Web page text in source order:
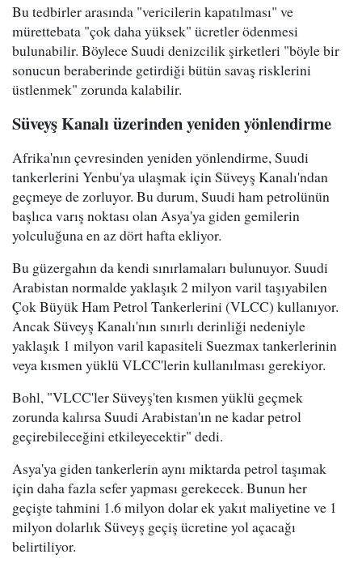
Bu tedbirler arasında "vericilerin kapatılması" ve
mürettebata "çok daha yüksek" ücretler ödenmesi
bulunabilir. Böylece Suudi denizcilik şirketleri "böyle bir
sonucun beraberinde getirdiği bütün savaş risklerini
üstlenmek" zorunda kalabilir.
Süveyş Kanalı üzerinden yeniden yönlendirme
Afrika'nın çevresinden yeniden yönlendirme, Suudi
tankerlerini Yenbu'ya ulaşmak için Süveyş Kanalı'ndan
geçmeye de zorluyor. Bu durum, Suudi ham petrolünün
başlıca varış noktası olan Asya'ya giden gemilerin
yolculuğuna en az dört hafta ekliyor.
Bu güzergahın da kendi sınırlamaları bulunuyor. Suudi
Arabistan normalde yaklaşık 2 milyon varil taşıyabilen
Çok Büyük Ham Petrol Tankerlerini (VLCC) kullanıyor.
Ancak Süveyş Kanalı'nın sınırlı derinliği nedeniyle
yaklaşık 1 milyon varil kapasiteli Suezmax tankerlerinin
veya kısmen yüklü VLCC'lerin kullanılması gerekiyor.
Bohl, "VLCC'ler Süveyş'ten kısmen yüklü geçmek
zorunda kalırsa Suudi Arabistan'ın ne kadar petrol
geçirebileceğini etkileyecektir" dedi.
Asya'ya giden tankerlerin aynı miktarda petrol taşımak
için daha fazla sefer yapması gerekecek. Bunun her
geçişte tahmini 1.6 milyon dolar ek yakıt maliyetine ve 1
milyon dolarlık Süveyş geçiş ücretine yol açacağı
belirtiliyor.